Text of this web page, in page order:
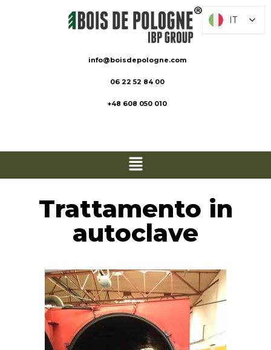
info@boisdepologne.com
06 22 52 84 00
+48 608 050 010
Trattamento in
autoclave
IT
IT